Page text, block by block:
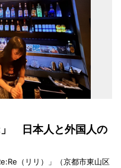
」 日本人と外国人の
（リリ）」（京都市東山区